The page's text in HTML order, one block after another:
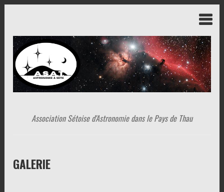
Association Sétoise d'Astronomie dans le Pays de Thau
GALERIE